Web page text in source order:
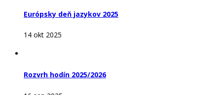
Európsky deň jazykov 2025
14 okt 2025
Rozvrh hodín 2025/2026